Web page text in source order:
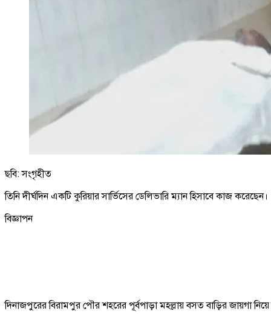
ছবি: সংগৃহীত
তিনি দীর্ঘদিন একটি কুরিয়ার সার্ভিসের ডেলিভারি ম্যান হিসাবে কাজ করেছেন।
বিজ্ঞাপন
দিনাজপুরের বিরামপুর পৌর শহরের পূর্বপাড়া মহল্লায় বসত বাড়ির জায়গা